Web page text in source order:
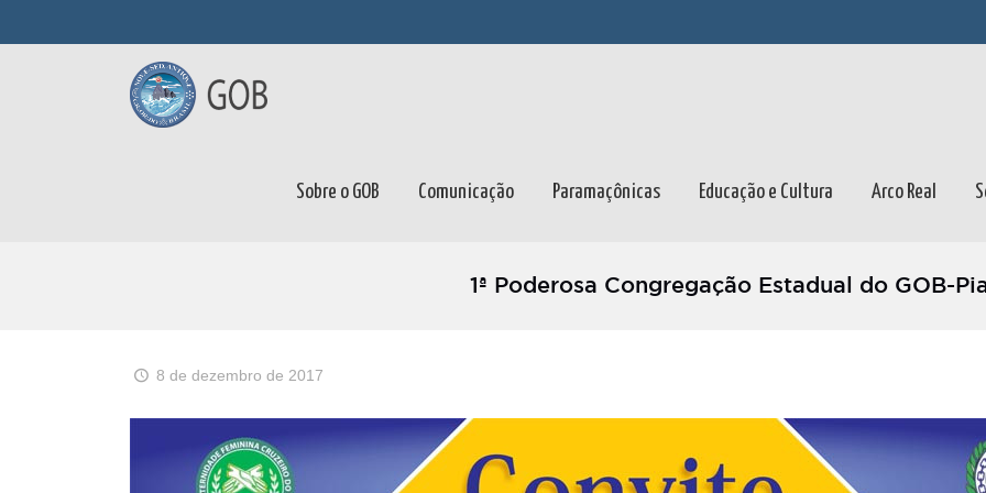
Sobre o GOB Comunicação Paramaçônicas Educação e Cultura Arco Real
1ª Poderosa Congregação Estadual do GOB-
8 de dezembro de 2017